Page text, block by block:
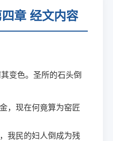
章 经文内容
变色。圣所的石头倒
，现在何竟算为窑匠
我民的妇人倒成为残